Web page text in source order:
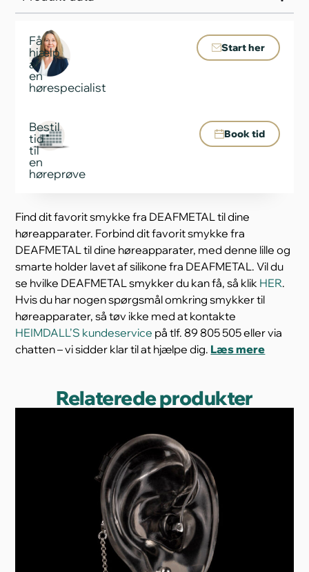
Få
hjælp
af
en
hørespecialist
Start her
Bestil
tid
til
en
høreprøve
Book tid
Find dit favorit smykke fra DEAFMETAL til dine
høreapparater. Forbind dit favorit smykke fra
DEAFMETAL til dine høreapparater, med denne lille og
smarte holder lavet af silikone fra DEAFMETAL. Vil du
se hvilke DEAFMETAL smykker du kan få, så klik HER.
Hvis du har nogen spørgsmål omkring smykker til
høreapparater, så tøv ikke med at kontakte
HEIMDALL’S kundeservice på tlf. 89 805 505 eller via
chatten – vi sidder klar til at hjælpe dig. Læs mere
Relaterede produkter